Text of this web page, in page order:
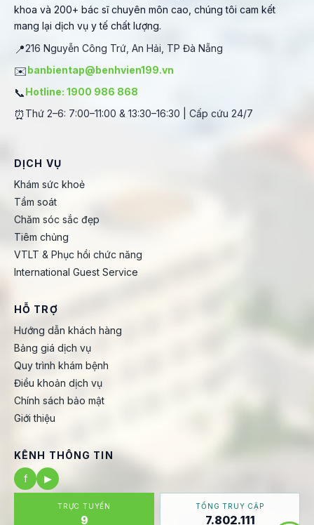
khoa và 200+ bác sĩ chuyên môn cao, chúng tôi cam kết
mang lại dịch vụ y tế chất lượng.
📍216 Nguyễn Công Trứ, An Hải, TP Đà Nẵng
✉️banbientap@benhvien199.vn
📞Hotline: 1900 986 868
⏰ Thứ 2–6: 7:00–11:00 & 13:30–16:30 | Cấp cứu 24/7
DỊCH VỤ
Khám sức khoẻ
Tầm soát
Chăm sóc sắc đẹp
Tiêm chủng
VTLT & Phục hồi chức năng
International Guest Service
HỖ TRỢ
Hướng dẫn khách hàng
Bảng giá dịch vụ
Quy trình khám bệnh
Điều khoản dịch vụ
Chính sách bảo mật
Giới thiệu
KÊNH THÔNG TIN
f
▶
TRỰC TUYẾN
9
TỔNG TRUY CẬP
7.802.111